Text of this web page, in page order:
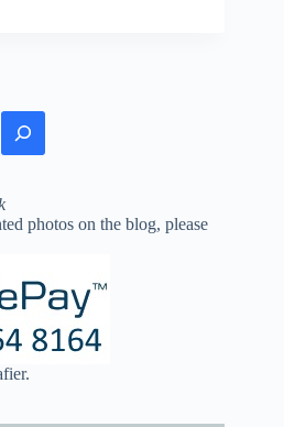
photos on the blog, please